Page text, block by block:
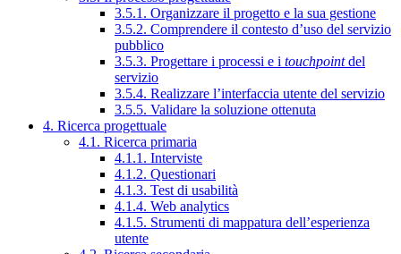
3.5.1. Organizzare il progetto e la sua gestione
3.5.2. Comprendere il contesto d’uso del servizio
pubblico
3.5.3. Progettare i processi e i touchpointdel
servizio
3.5.4. Realizzare l’interfaccia utente del servizio
3.5.5. Validare la soluzione ottenuta
4. Ricerca progettuale
4.1. Ricerca primaria
4.1.1. Interviste
4.1.2. Questionari
4.1.3. Test di usabilità
4.1.4. Web analytics
4.1.5. Strumenti di mappatura dell’esperienza
utente